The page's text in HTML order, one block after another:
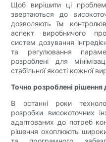
Щоб вирішити ці
звертаються до
дозволяють їм
аспект виробничого
систем дозування
та регулювання
розроблені для
стабільної якості кожної
Точно розроблені
В останні роки
розробки високоточних
адаптованих до потреб
рішення охоплюють